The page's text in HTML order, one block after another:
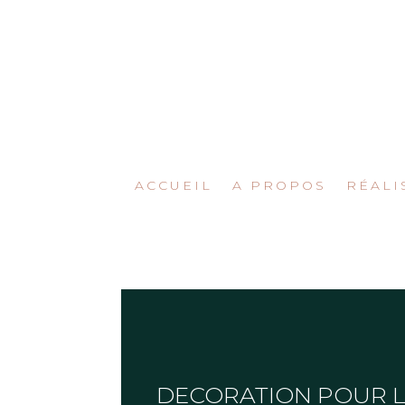
ACCUEIL A PROPOS
DECORATION POUR